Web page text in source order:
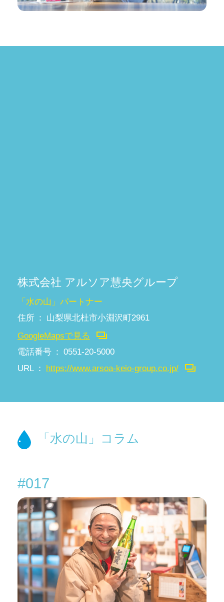
株式会社 アルソア慧央グループ
「水の山」パートナー
住所
山梨県北杜市小淵沢町2961
GoogleMapsで見る
電話番号
0551-20-5000
URL
https://www.arsoa-keio-group.co.jp/
「水の山」コラム
#017